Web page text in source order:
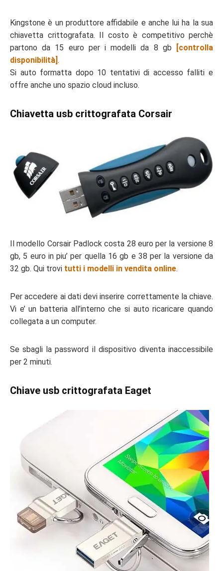
Kingstone è un produttore affidabile e anche lui ha la sua
chiavetta crittografata. Il costo è competitivo perchè
partono da 15 euro per i modelli da 8 gb [controlla
disponibilità] .
Si auto formatta dopo 10 tentativi di accesso falliti e
offre anche uno spazio cloud incluso.
Chiavetta usb crittografata Corsair
Il modello Corsair Padlock costa 28 euro per la versione 8
gb, 5 euro in piu’ per quella 16 gb e 38 per la versione da
32 gb. Qui trovi tutti i modelli in vendita online.
Per accedere ai dati devi inserire correttamente la chiave.
Vi e’ un batteria all’interno che si auto ricaricare quando
collegata a un computer.
Se sbagli la password il dispositivo diventa inaccessibile
per 2 minuti.
Chiave usb crittografata Eaget